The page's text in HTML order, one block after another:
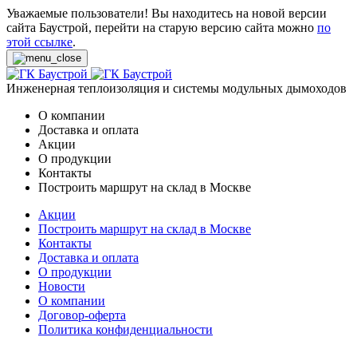
Уважаемые пользователи! Вы находитесь на новой версии
сайта Баустрой, перейти на старую версию сайта можно по
этой ссылке.
Инженерная теплоизоляция и системы модульных дымоходов
О компании
Доставка и оплата
Акции
О продукции
Контакты
Построить маршрут на склад в Москве
Акции
Построить маршрут на склад в Москве
Контакты
Доставка и оплата
О продукции
Новости
О компании
Договор-оферта
Политика конфиденциальности